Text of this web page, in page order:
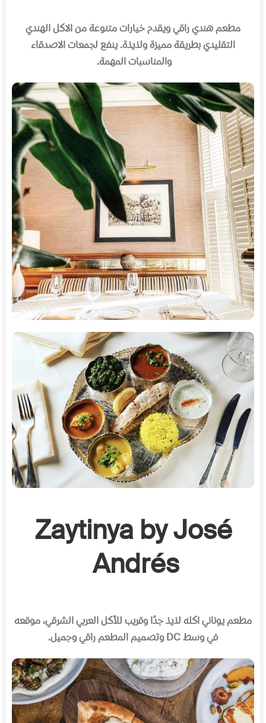
مطعم هندي راقي ويقدم خيارات متنوعة من الاكل الهندي
التقليدي بطريقة مميزة ولذيذة.ينفع لجمعات الاصدقاء
والمناسبات المهمة.
Zaytinya by José
Andrés
مطعم يوناني اكله لذيذ جدًا وقريب للأكل العربي الشرقي، موقعه
في وسط
وتصميم المطعم راقي وجميل.